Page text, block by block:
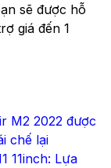
sẽ được hỗ
giá đến 1
M2 2022 được
chế lại
11inch: Lựa